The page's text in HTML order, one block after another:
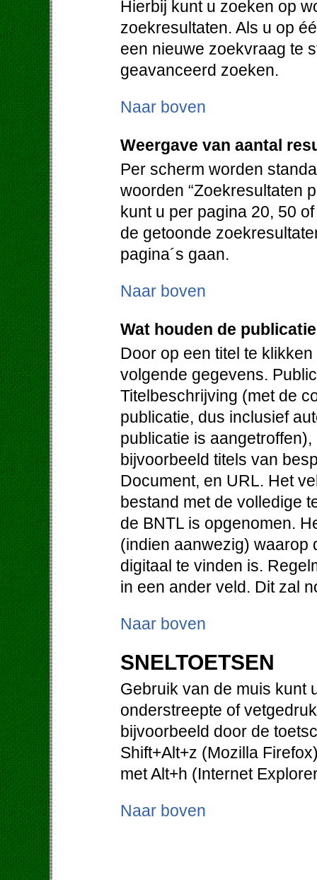
Hierbij kunt u zoeken op
zoekresultaten. Als u op
een nieuwe zoekvraag te
geavanceerd zoeken.
Naar boven
Weergave van aantal
Per scherm worden
woorden “Zoekresultaten
kunt u per pagina 20, 50
de getoonde
pagina´s gaan.
Naar boven
Wat houden de
Door op een titel te
volgende gegevens.
Titelbeschrijving (met de
publicatie, dus inclusief
publicatie is
bijvoorbeeld titels van
Document, en URL. Het
bestand met de volledige
de BNTL is opgenomen.
(indien aanwezig) waarop
digitaal te vinden is.
in een ander veld. Dit zal
Naar boven
SNELTOETSEN
Gebruik van de muis kunt
onderstreepte of
bijvoorbeeld door de
Shift+Alt+z (Mozilla
met Alt+h (Internet
Naar boven